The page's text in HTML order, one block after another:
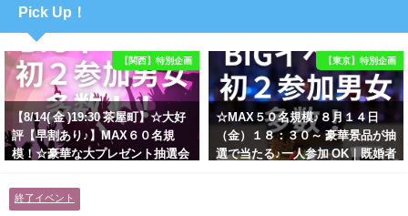
Pick Up！
【関西】特別企画
【8/14( 金 )19:30 茶屋町】☆大好
評【早割あり♪】MAX６０名規
模！☆豪華な大プレゼント抽選会
男性とオシャレ好きで落ち着いた
大人女性の既婚者限定ビッグパー
【東京】特別企画
☆MAX５０名規模♪８月１４日
（金）１８：３０～ 豪華景品が抽
選で当たる♪一人参加 OK｜既婚者
終了イベント